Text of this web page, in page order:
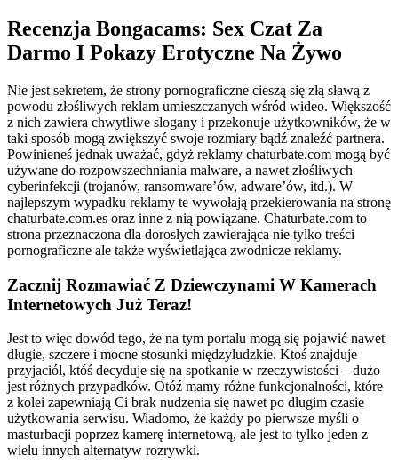
Recenzja Bongacams: Sex Czat Za
Darmo I Pokazy Erotyczne Na Żywo
Nie jest sekretem, że strony pornograficzne cieszą się złą sławą z
powodu złośliwych reklam umieszczanych wśród wideo. Większość
z nich zawiera chwytliwe slogany i przekonuje użytkowników, że w
taki sposób mogą zwiększyć swoje rozmiary bądź znaleźć partnera.
Powinieneś jednak uważać, gdyż reklamy chaturbate.com mogą być
używane do rozpowszechniania malware, a nawet złośliwych
cyberinfekcji (trojanów, ransomware’ów, adware’ów, itd.). W
najlepszym wypadku reklamy te wywołają przekierowania na stronę
chaturbate.com.es oraz inne z nią powiązane. Chaturbate.com to
strona przeznaczona dla dorosłych zawierająca nie tylko treści
pornograficzne ale także wyświetlająca zwodnicze reklamy.
Zacznij Rozmawiać Z Dziewczynami W Kamerach
Internetowych Już Teraz!
Jest to więc dowód tego, że na tym portalu mogą się pojawić nawet
długie, szczere i mocne stosunki międzyludzkie. Ktoś znajduje
przyjaciól, któś decyduje się na spotkanie w rzeczywistości – dużo
jest różnych przypadków. Otóź mamy różne funkcjonalności, które
z kolei zapewniają Ci brak nudzenia się nawet po długim czasie
użytkowania serwisu. Wiadomo, że każdy po pierwsze myśli o
masturbacji poprzez kamerę internetową, ale jest to tylko jeden z
wielu innych alternatyw rozrywki.